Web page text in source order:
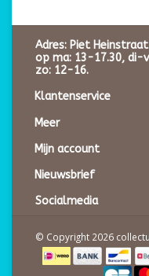
Adres: Piet Heinstraat
op ma: 13-17.30, di-
zo: 12-16.
Klantenservice
Meer
Mijn account
Nieuwsbrief
Socialmedia
© Copyright 2026